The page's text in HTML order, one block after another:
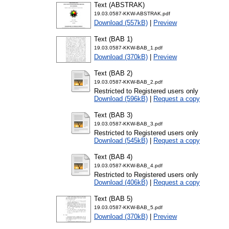
Text (ABSTRAK)
19.03.0587-KKW-ABSTRAK.pdf
Download (557kB) Preview
Text (BAB 1)
19.03.0587-KKW-BAB_1.pdf
Download (370kB) Preview
Text (BAB 2)
19.03.0587-KKW-BAB_2.pdf
Restricted to Registered users only
Download (596kB)
Request a copy
Text (BAB 3)
19.03.0587-KKW-BAB_3.pdf
Restricted to Registered users only
Download (545kB)
Request a copy
Text (BAB 4)
19.03.0587-KKW-BAB_4.pdf
Restricted to Registered users only
Download (406kB)
Request a copy
Text (BAB 5)
19.03.0587-KKW-BAB_5.pdf
Download (370kB) Preview